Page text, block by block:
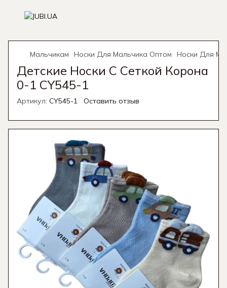
Мальчикам Носки Для Мальчика Оптом Носки Для
Детские Носки С Сеткой Корона
0-1 CY545-1
Артикул: CY545-1 Оставить отзыв